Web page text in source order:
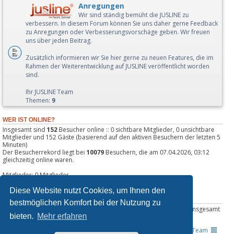
Diese Website nutzt Cookies, um Ihnen den
bestmöglichen Komfort bei der Nutzung zu
bieten. Mehr erfahren
Anregungen
Wir sind ständig bemüht die JUSLINE zu
verbessern. In diesem Forum können Sie uns daher gerne Feedback
zu Anregungen oder Verbesserungsvorschäge geben. Wir freuen
uns über jeden Beitrag.
Zusätzlich informieren wir Sie hier gerne zu neuen Features, die im
Rahmen der Weiterentwicklung auf JUSLINE veröffentlicht worden
sind.
Ihr JUSLINE Team
Themen: 9
WER IST ONLINE?
Insgesamt sind 152 Besucher online :: 0 sichtbare Mitglieder, 0 unsichtbare
Mitglieder und 152 Gäste (basierend auf den aktiven Besuchern der letzten 5
Minuten)
Der Besucherrekord liegt bei 10079 Besuchern, die am 07.04.2026, 03:12
gleichzeitig online waren.
Mitglieder: 0 Mitglieder
STATISTIK
Beiträge insgesamt 13615
• Mitglieder insgesamt
82969• Unser neuestes Mitglied:
JUSLINE - Das Gesetzeportal
Übersicht Das Team